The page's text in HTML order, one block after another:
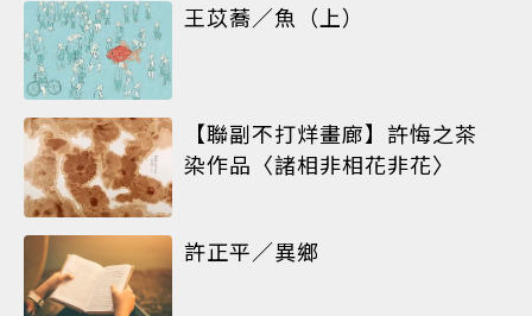
王苡蕎／魚（上）
【聯副不打烊畫廊】許悔之茶
染作品〈諸相非相花非花〉
許正平／異鄉